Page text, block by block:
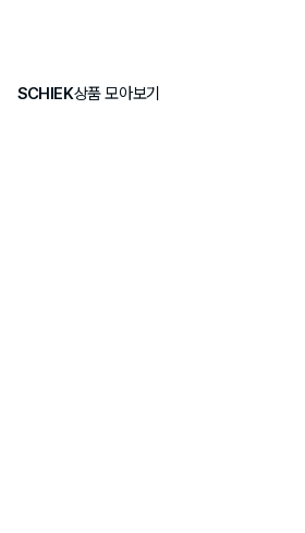
SCHIEK상품 모아보기